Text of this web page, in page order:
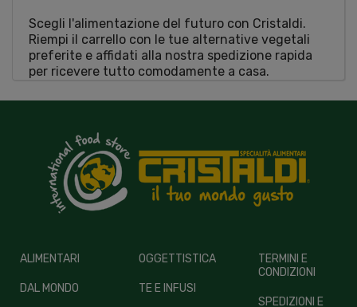
Scegli l'alimentazione del futuro con Cristaldi.
Riempi il carrello con le tue alternative vegetali
preferite e affidati alla nostra spedizione rapida
per ricevere tutto comodamente a casa.
ALIMENTARI
DAL MONDO
OGGETTISTICA
TE E INFUSI
TERMINI E
CONDIZIONI
SPEDIZIONI E